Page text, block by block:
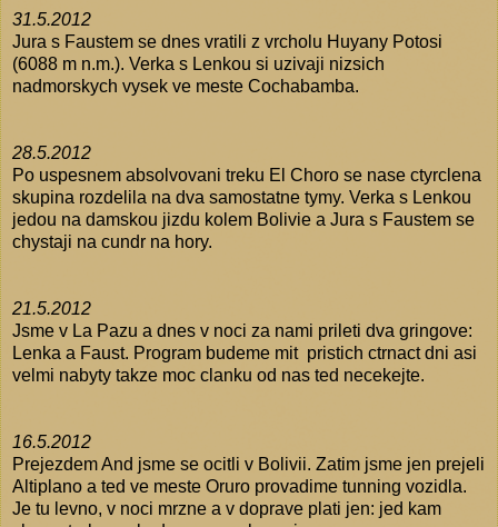
31.5.2012
Jura s Faustem se dnes vratili z vrcholu Huyany Potosi
(6088 m n.m.). Verka s Lenkou si uzivaji nizsich
nadmorskych vysek ve meste Cochabamba.
28.5.2012
Po uspesnem absolvovani treku El Choro se nase ctyrclena
skupina rozdelila na dva samostatne tymy. Verka s Lenkou
jedou na damskou jizdu kolem Bolivie a Jura s Faustem se
chystaji na cundr na hory.
21.5.2012
Jsme v La Pazu a dnes v noci za nami prileti dva gringove:
Lenka a Faust. Program budeme mit pristich ctrnact dni asi
velmi nabyty takze moc clanku od nas ted necekejte.
16.5.2012
Prejezdem And jsme se ocitli v Bolivii. Zatim jsme jen prejeli
Altiplano a ted ve meste Oruro provadime tunning vozidla.
Je tu levno, v noci mrzne a v doprave plati jen: jed kam